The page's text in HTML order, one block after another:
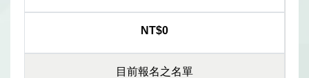
NT$0
目前報名之名單